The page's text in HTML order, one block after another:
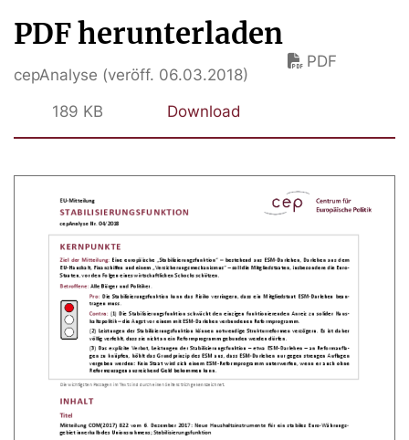
PDF herunterladen
cepAnalyse (veröff. 06.03.2018)
PDF
189 KB Download